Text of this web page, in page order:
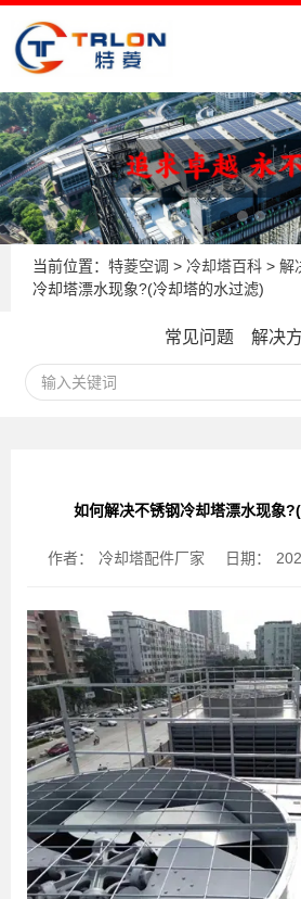
当前位置： 特菱空调 > 冷却塔百科 > 解
冷却塔漂水现象?(冷却塔的水过滤)
常见问题 解决
如何解决不锈钢冷却塔漂水现象
作者： 冷却塔配件厂家 日期：